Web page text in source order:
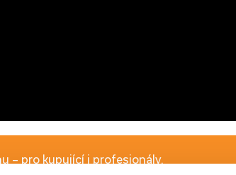
– pro kupující i profesionály.